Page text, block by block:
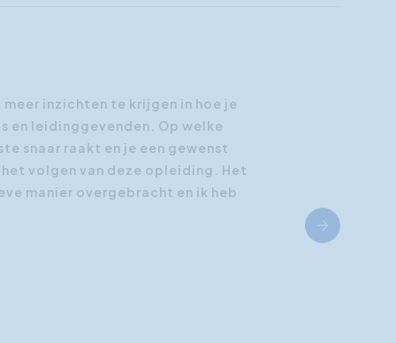
inzichten te krijgen in hoe je
en leidinggevenden. Op welke
snaar raakt en je een gewenst
volgen van deze opleiding. Het
manier overgebracht en ik heb